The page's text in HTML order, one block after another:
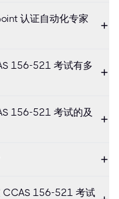
认证自动化专家
156-521 考试有多
156-521 考试的及
CCAS 156-521 考试